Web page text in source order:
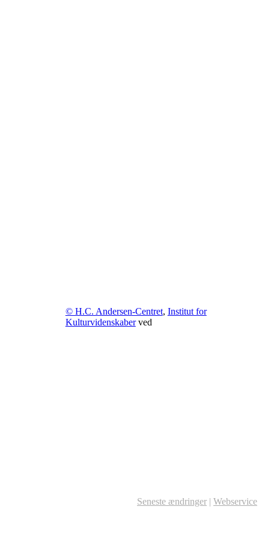
© H.C. Andersen-Centret, Institut for
Kulturvidenskaberved
Seneste ændringer | Webservice